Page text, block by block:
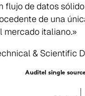
flujo de datos
de una
mercado italiano.»
& Scientific